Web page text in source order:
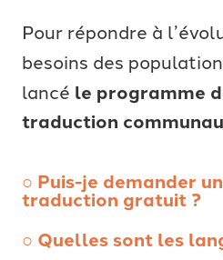
Pour répondre à
besoins des
lancé le programme
traduction
○ Puis-je demander
traduction gratuit ?
○ Quelles sont les